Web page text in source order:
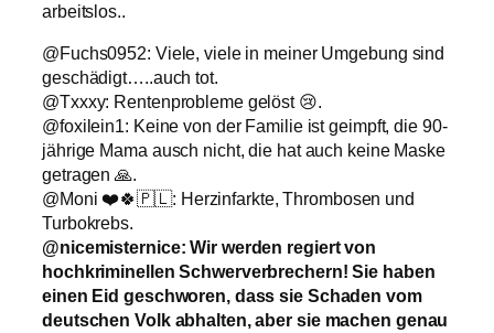
arbeitslos..
@Fuchs0952: Viele, viele in meiner Umgebung sind
geschädigt…..auch tot.
@Txxxy: Rentenprobleme gelöst 😢.
@foxilein1: Keine von der Familie ist geimpft, die 90-
jährige Mama ausch nicht, die hat auch keine Maske
getragen 🙏.
@Moni ❤️🍀🇵🇱: Herzinfarkte, Thrombosen und
Turbokrebs.
@nicemisternice: Wir werden regiert von
hochkriminellen Schwerverbrechern! Sie haben
einen Eid geschworen, dass sie Schaden vom
deutschen Volk abhalten, aber sie machen genau